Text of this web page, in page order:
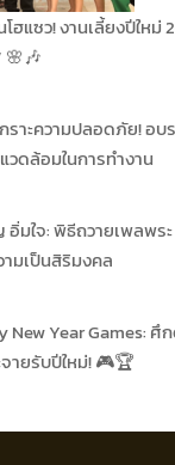
ฮแซว! งานเลี้ยงปีใหม่
🌸🎶
ราะความปลอดภัย! อ
ดล้อมในการทำงาน
มใจ: พิธีถวายเพลพระ
ามเป็นสิริมงคล
New Year Games:
ายรับปีใหม่! 🎮🏆